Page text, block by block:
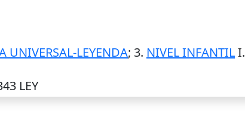
UNIVERSAL-LEYENDA; 3. NIVEL INFANTILI.
LEY